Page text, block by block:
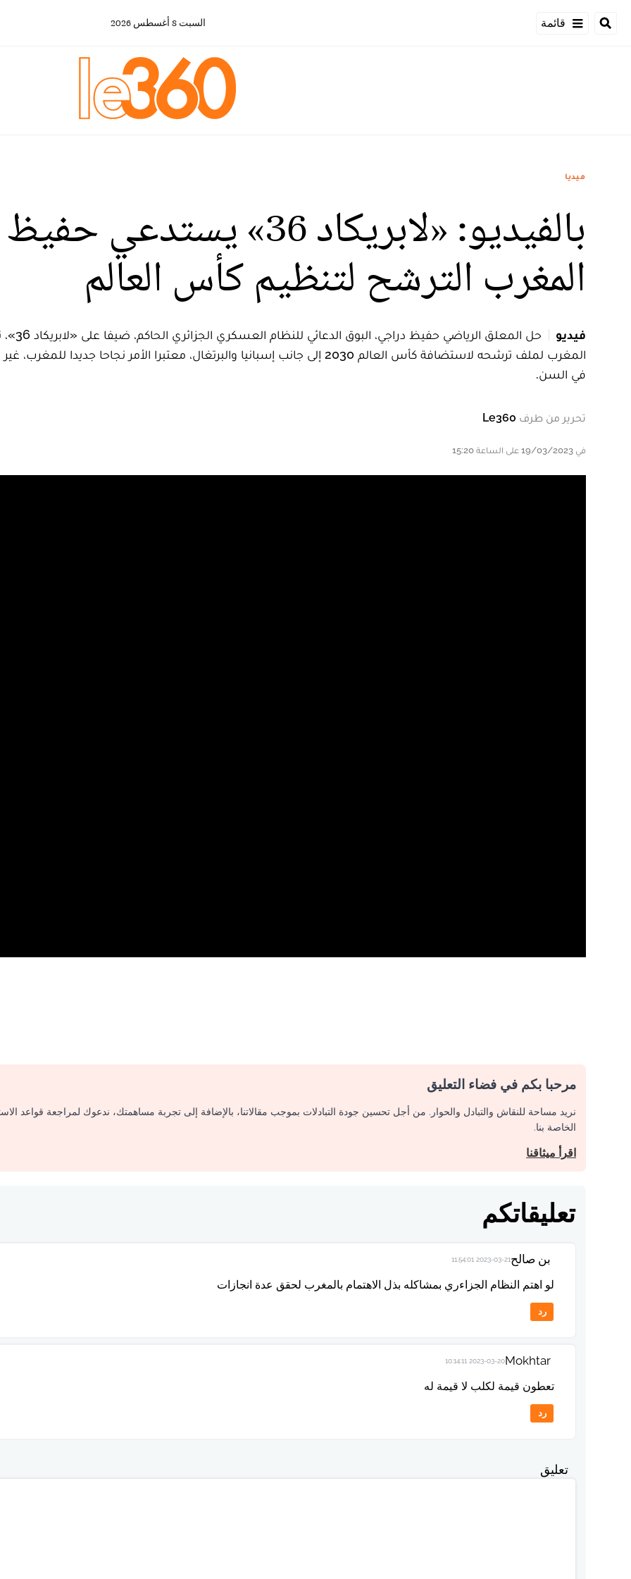
قائمة السبت 8 أغسطس 2026
ميديا
بالفيديو: «لابريكاد 36»
المغرب الترشح لتنظيم كأس العالم
فيديو
حل
المغرب لملف ترشحه لاستضافة كأس العالم 2030 إلى جانب إسبانيا والبرتغال، معتبرا
في السن.
تحرير من طرف Le360
في 19/03/2023 على الساعة 15:20
مرحبا بكم في فضاء التعليق
نريد مساحة للنقاش والتبادل والحوار. من أجل تحسين جودة التبادلات بموجب مقالاتنا، بالإضافة إلى تجربة مساهمتك، ندعوك لمراجعة قواعد
الخاصة بنا.
اقرأ ميثاقنا
تعليقاتكم
بن صالح2023-03-21 11:54:01
لو اهتم النظام الجزاءري بمشاكله بذل الاهتمام بالمغرب لحقق عدة انجازات
رد
Mokhtar
2023-03-20 10:14:11
تعطون قيمة لكلب لا قيمة له
رد
تعليق